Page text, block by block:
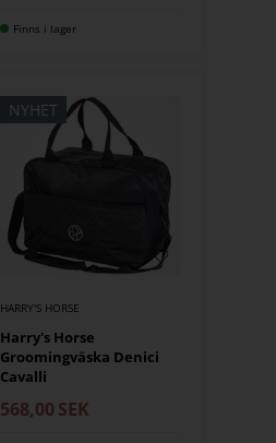
Finns i lager
NYHET
HARRY'S HORSE
Harry's Horse
Groomingväska Denici
Cavalli
568,00 SEK